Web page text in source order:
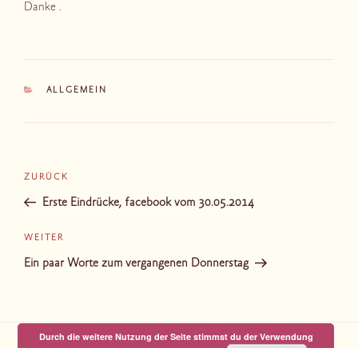
Danke .
KATEGORIEN
ALLGEMEIN
Beitragsnavigation
Vorheriger
Beitrag
ZURÜCK
Erste Eindrücke, facebook vom 30.05.2014
Nächster
Beitrag
WEITER
Ein paar Worte zum vergangenen Donnerstag
Durch die weitere Nutzung der Seite stimmst du der Verwendung